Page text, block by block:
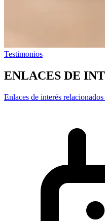
Testimonios
ENLACES DE
Enlaces de interés